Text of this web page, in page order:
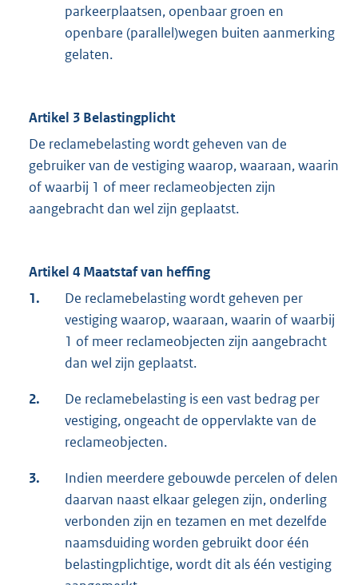
parkeerplaatsen, openbaar groen en
openbare (parallel)wegen buiten aanmerking
gelaten.
Artikel 3 Belastingplicht
De reclamebelasting wordt geheven van de
gebruiker van de vestiging waarop, waaraan, waarin
of waarbij 1 of meer reclameobjecten zijn
aangebracht dan wel zijn geplaatst.
Artikel 4 Maatstaf van heffing
1.
De reclamebelasting wordt geheven per
vestiging waarop, waaraan, waarin of waarbij
1 of meer reclameobjecten zijn aangebracht
dan wel zijn geplaatst.
2.
De reclamebelasting is een vast bedrag per
vestiging, ongeacht de oppervlakte van de
reclameobjecten.
3.
Indien meerdere gebouwde percelen of delen
daarvan naast elkaar gelegen zijn, onderling
verbonden zijn en tezamen en met dezelfde
naamsduiding worden gebruikt door één
belastingplichtige, wordt dit als één vestiging